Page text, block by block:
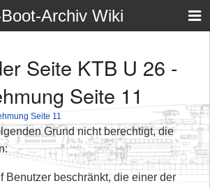
Archiv Wiki
Seite KTB U 26 -
Seite 11
Seite 11
Grund nicht berechtigt, die
Benutzer beschränkt, die einer der